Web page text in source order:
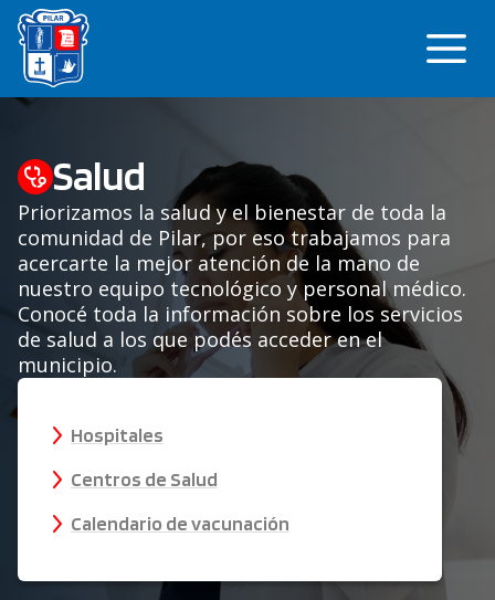
Saltar
contenido
Salud
Priorizamos la salud y el bienestar de toda la
comunidad de Pilar, por eso trabajamos para
acercarte la mejor atención de la mano de
nuestro equipo tecnológico y personal médico.
Conocé toda la información sobre los servicios
de salud a los que podés acceder en el
municipio.
Hospitales
Centros de Salud
Calendario de vacunación